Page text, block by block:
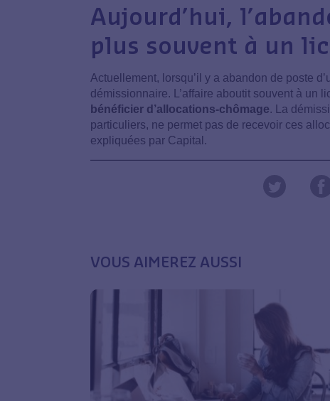
Aujourd’hui,
plus souvent à un
Actuellement, lorsqu’il y a abandon de poste
démissionnaire. L’affaire aboutit souvent à un
bénéficier d’allocations-chômage. La
particuliers, ne permet pas de recevoir ces
expliquées par Capital.
VOUS AIMEREZ AUSSI